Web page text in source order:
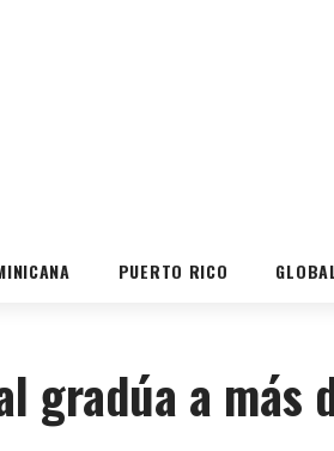
PUERTO RICO
gradúa a más